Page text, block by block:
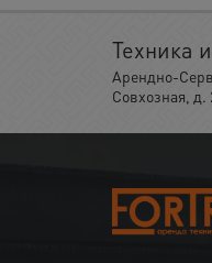
Техника
Арендно-
Совхозная, д.